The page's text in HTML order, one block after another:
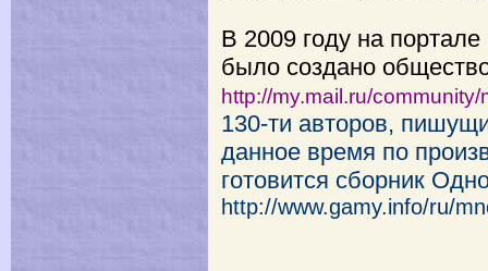
В 2009 году на портале
было создано
http://my.mail.ru/community/
130-ти авторов,
данное время по
готовится сборник
http://www.gamy.info/ru/